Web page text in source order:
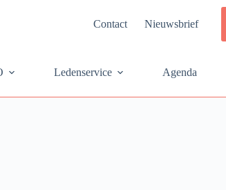
Contact Nieuwsbrief
Ledenservice Agenda